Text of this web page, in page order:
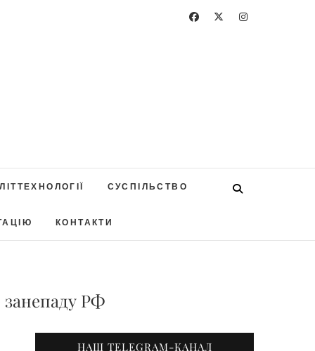
СУСПІЛЬСТВО
КОНТАКТИ
занепаду РФ
НАШ TELEGRAM-КАНАЛ